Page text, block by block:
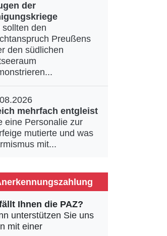
der
sollten den
Preußens
den südlichen
mehrfach entgleist
eine Personalie zur
mutierte und was
mit...
Ihnen die PAZ?
unterstützen Sie uns
mit einer